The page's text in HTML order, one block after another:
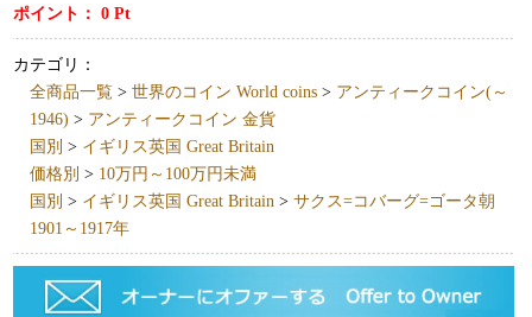
ポイント：0 Pt
カテゴリ：
全商品一覧 >世界のコイン World coins > アンティークコイン(～
1946) > アンティークコイン 金貨
国別 > イギリス英国 Great Britain
価格別 > 10万円～100万円未満
国別 > イギリス英国 Great Britain >サクス=コバーグ=ゴータ朝
1901～1917年